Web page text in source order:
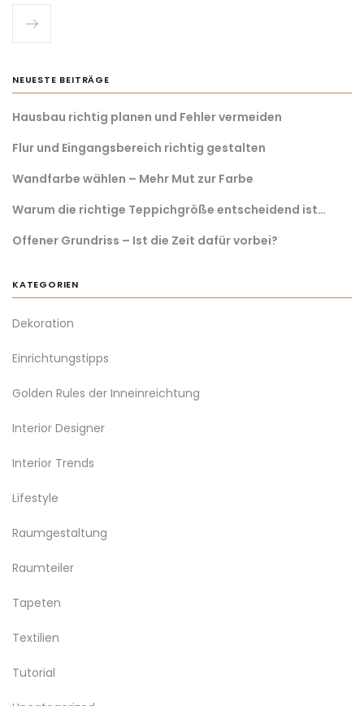
NEUESTE BEITRÄGE
Hausbau richtig planen und Fehler vermeiden
Flur und Eingangsbereich richtig gestalten
Wandfarbe wählen – Mehr Mut zur Farbe
Warum die richtige Teppichgröße entscheidend ist…
Offener Grundriss – Ist die Zeit dafür vorbei?
KATEGORIEN
Dekoration
Einrichtungstipps
Golden Rules der Inneinreichtung
Interior Designer
Interior Trends
Lifestyle
Raumgestaltung
Raumteiler
Tapeten
Textilien
Tutorial